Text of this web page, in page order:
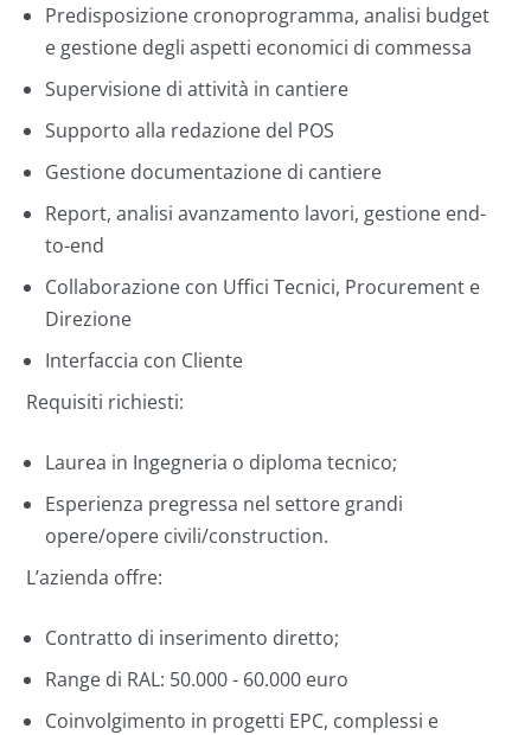
Predisposizione cronoprogramma, analisi budget
e gestione degli aspetti economici di commessa
Supervisione di attività in cantiere
Supporto alla redazione del POS
Gestione documentazione di cantiere
Report, analisi avanzamento lavori, gestione end-
to-end
Collaborazione con Uffici Tecnici, Procurement e
Direzione
Interfaccia con Cliente
Requisiti richiesti:
Laurea in Ingegneria o diploma tecnico;
Esperienza pregressa nel settore grandi
opere/opere civili/construction.
L’azienda offre:
Contratto di inserimento diretto;
Range di RAL: 50.000 - 60.000 euro
Coinvolgimento in progetti EPC, complessi e